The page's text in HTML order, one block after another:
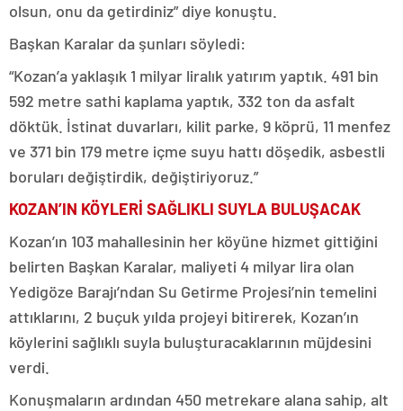
olsun, onu da getirdiniz” diye konuştu.
Başkan Karalar da şunları söyledi:
“Kozan’a yaklaşık 1 milyar liralık yatırım yaptık. 491 bin
592 metre sathi kaplama yaptık, 332 ton da asfalt
döktük. İstinat duvarları, kilit parke, 9 köprü, 11 menfez
ve 371 bin 179 metre içme suyu hattı döşedik, asbestli
boruları değiştirdik, değiştiriyoruz.”
KOZAN’IN KÖYLERİ SAĞLIKLI SUYLA BULUŞACAK
Kozan’ın 103 mahallesinin her köyüne hizmet gittiğini
belirten Başkan Karalar, maliyeti 4 milyar lira olan
Yedigöze Barajı’ndan Su Getirme Projesi’nin temelini
attıklarını, 2 buçuk yılda projeyi bitirerek, Kozan’ın
köylerini sağlıklı suyla buluşturacaklarının müjdesini
verdi.
Konuşmaların ardından 450 metrekare alana sahip, alt